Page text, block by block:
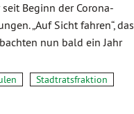
seit Beginn der Corona-
„Auf Sicht fahren“, das
nun bald ein Jahr
Stadtratsfraktion